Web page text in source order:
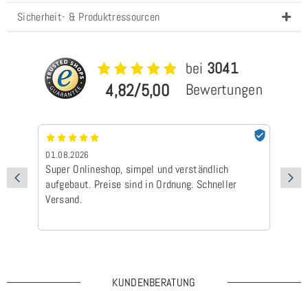
Sicherheit- & Produktressourcen
4,82/5,00
bei 3041
Bewertungen
01.08.2026
Super Onlineshop, simpel und verständlich
aufgebaut. Preise sind in Ordnung. Schneller
Versand.
KUNDENBERATUNG